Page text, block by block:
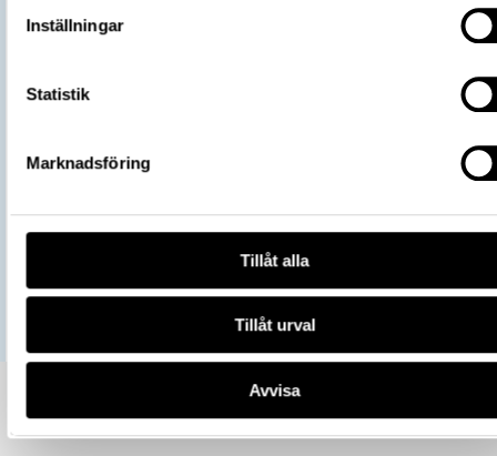
Inställningar
Statistik
Marknadsföring
Tillåt alla
Tillåt urval
Avvisa
URI
All textinformation (metadata) på denna sida är fri att använda